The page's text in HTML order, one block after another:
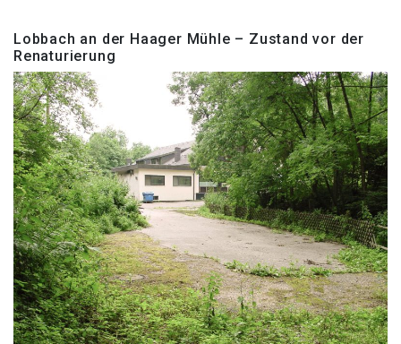
Lobbach an der Haager Mühle – Zustand vor der
Renaturierung